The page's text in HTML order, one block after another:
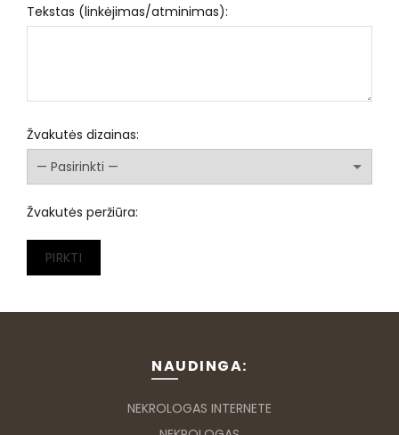
Tekstas (linkėjimas/atminimas):
Žvakutės dizainas:
Žvakutės peržiūra:
PIRKTI
NAUDINGA:
NEKROLOGAS INTERNETE